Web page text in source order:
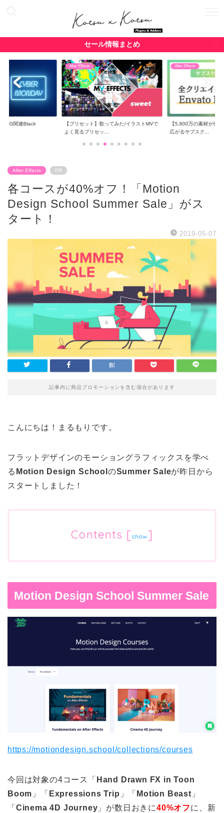
セール情報まとめ
CG関連Black
After Effects
【プリセット】歌ってみた/イラストMVで
よく見るプリセッ...
After Effects
【5,800万の素材が使
広がるサブスク...
After Effects PR
各コースが40%オフ！「Motion
Design School Summer Sale」がス
タート！
2019-05-07
記事内に商品プロモーションを含む場合があります
こんにちは！まるもりです。
フラットデザインのモーショングラフィックスを学べ
る Motion Design School のSummer Saleが昨日から
スタートしました！
Contents [ show]
Motion Design School Summer Sale
https://motiondesign.school/collections/courses
今回は対象の4コース「 Hand Drawn FX in Toon
Boom 」「 Expressions Trip 」「 Motion Beast 」
「 Cinema 4D Journey 」が数日おきに40%オフに、新